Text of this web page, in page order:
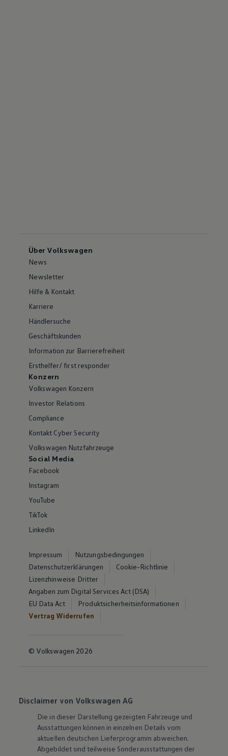
Über Volkswagen
News
Newsletter
Hilfe & Kontakt
Karriere
Händlersuche
Geschäftskunden
Information zur Barrierefreiheit
Ersthelfer/ first responder
Konzern
Volkswagen Konzern
Investor Relations
Compliance
Kontakt Cyber Security
Volkswagen Nutzfahrzeuge
Social Media
Facebook
Instagram
YouTube
TikTok
LinkedIn
Impressum
Nutzungsbedingungen
Datenschutzerklärungen
Cookie-Richtlinie
Lizenzhinweise Dritter
Angaben zum Digital Services Act (DSA)
EU Data Act
Produktsicherheitsinformationen
Vertrag Widerrufen
© Volkswagen 2026
Disclaimer von Volkswagen AG
Die in dieser Darstellung gezeigten Fahrzeuge und
Ausstattungen können in einzelnen Details vom
aktuellen deutschen Lieferprogramm abweichen.
Abgebildet sind teilweise Sonderausstattungen der